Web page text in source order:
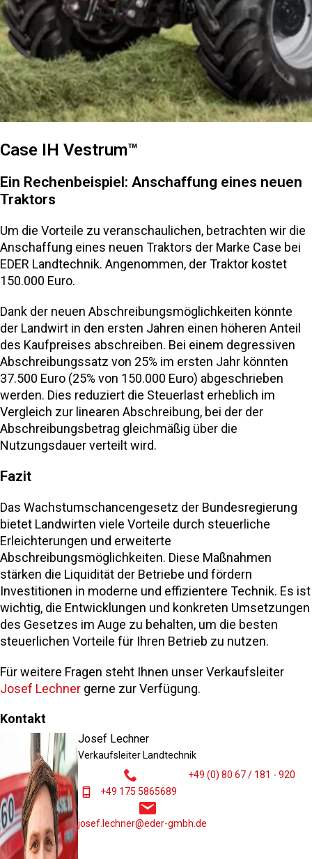
Case IH Vestrum™
Ein Rechenbeispiel: Anschaffung eines neuen
Traktors
Um die Vorteile zu veranschaulichen, betrachten wir die
Anschaffung eines neuen Traktors der Marke Case bei
EDER Landtechnik. Angenommen, der Traktor kostet
150.000 Euro.
Dank der neuen Abschreibungsmöglichkeiten könnte
der Landwirt in den ersten Jahren einen höheren Anteil
des Kaufpreises abschreiben. Bei einem degressiven
Abschreibungssatz von 25% im ersten Jahr könnten
37.500 Euro (25% von 150.000 Euro) abgeschrieben
werden. Dies reduziert die Steuerlast erheblich im
Vergleich zur linearen Abschreibung, bei der der
Abschreibungsbetrag gleichmäßig über die
Nutzungsdauer verteilt wird.
Fazit
Das Wachstumschancengesetz der Bundesregierung
bietet Landwirten viele Vorteile durch steuerliche
Erleichterungen und erweiterte
Abschreibungsmöglichkeiten. Diese Maßnahmen
stärken die Liquidität der Betriebe und fördern
Investitionen in moderne und effizientere Technik. Es ist
wichtig, die Entwicklungen und konkreten Umsetzungen
des Gesetzes im Auge zu behalten, um die besten
steuerlichen Vorteile für Ihren Betrieb zu nutzen.
Für weitere Fragen steht Ihnen unser Verkaufsleiter
Josef Lechner gerne zur Verfügung.
Kontakt
Josef Lechner
Verkaufsleiter Landtechnik
+49 (0) 80 67 / 181 - 920
+49 175 5865689
josef.lechner@eder-gmbh.de